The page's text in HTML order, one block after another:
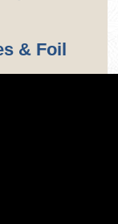
& Foil